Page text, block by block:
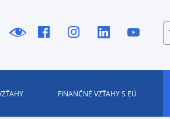
FINANČNÉ VZŤAHY S EÚ